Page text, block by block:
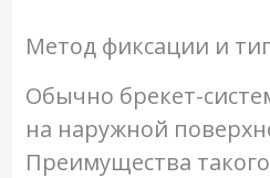
Метод фиксации и
Обычно брекет-
на наружной
Преимущества